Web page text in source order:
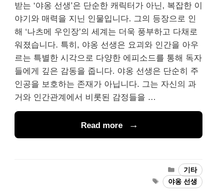
받는 ‘야옹 선생’은 단순한 캐릭터가 아닌, 복잡한 이
야기와 매력을 지닌 인물입니다. 그의 등장으로 인
해 ‘나츠메 우인장’의 세계는 더욱 풍부하고 다채로
워졌습니다. 특히, 야옹 선생은 요괴와 인간을 아우
르는 특별한 시각으로 다양한 에피소드를 통해 독자
들에게 깊은 감동을 줍니다. 야옹 선생은 단순히 주
인공을 보호하는 존재가 아닙니다. 그는 자신의 과
거와 인간관계에서 비롯된 감정들을 …
Read more
Categories
기타
Tags야옹 선생